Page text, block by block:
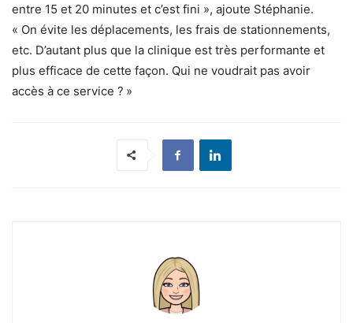
entre 15 et 20 minutes et c’est fini », ajoute Stéphanie.
« On évite les déplacements, les frais de stationnements,
etc. D’autant plus que la clinique est très performante et
plus efficace de cette façon. Qui ne voudrait pas avoir
accès à ce service ? »